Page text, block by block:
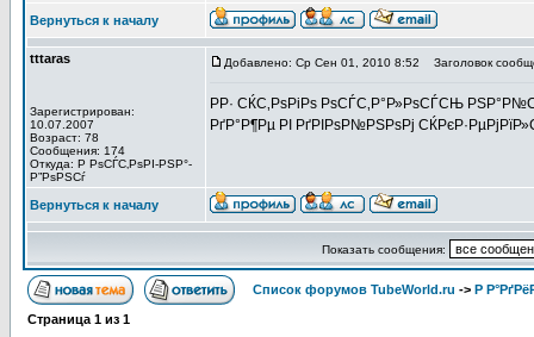
Вернуться к началу
tttaras
Зарегистрирован:
10.07.2007
Возраст: 78
Сообщения: 174
Откуда: Р РѕСЃС‚РѕРІ-РЅР°-
Р”РѕРЅСѓ
Добавлено: Ср Сен 01, 2010 8:52 Заголовок
РР· СЌС‚РѕРіРѕ РѕСЃС‚Р°Р»РѕСЃСЊ
РґР°Р¶Рµ РІ РґРІРѕР№РЅРѕРј
Вернуться к началу
Показать сообщения:
Список форумов TubeWorld.ru -> Р
Страница 1 из 1